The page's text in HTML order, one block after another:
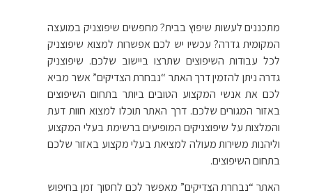
מתכננים לעשות שיפוץ בבית? מחפשים שיפוצניק במועצה
המקומית גדרה? עכשיו יש לכם אפשרות למצוא שיפוצניק
לכל עבודות השיפוצים שתרצו ביישוב שלכם. שיפוצניק
גדרה ניתן להזמין דרך האתר “נבחרת הצדיקים” אשר מביא
לכם את אנשי המקצוע הטובים ביותר בתחום השיפוצים
באזור המגורים שלכם. דרך האתר תוכלו למצוא חוות דעת
והמלצות על שיפוצניקים המופיעים ברשימת בעלי המקצוע
וליהנות משירות מעולה למציאת בעלי מקצוע באזור שלכם
בתחום השיפוצים.
האתר “נבחרת הצדיקים” מאפשר לכם לחסוך זמן בחיפוש